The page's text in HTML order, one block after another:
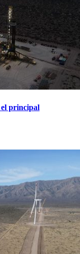
el principal